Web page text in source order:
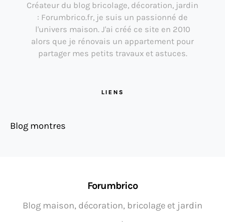
Créateur du blog bricolage, décoration, jardin
: Forumbrico.fr, je suis un passionné de
l'univers maison. J'ai créé ce site en 2010
alors que je rénovais un appartement pour
partager mes petits travaux et astuces.
LIENS
Blog montres
Forumbrico
Blog maison, décoration, bricolage et jardin